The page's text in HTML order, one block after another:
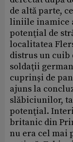
de altă parte,
liniile inamice
potenţial de
localitatea
distrus un
soldaţii
cuprinși de
ajuns la
slăbiciunilor,
potenţial.
britanic din
nu era cel mai